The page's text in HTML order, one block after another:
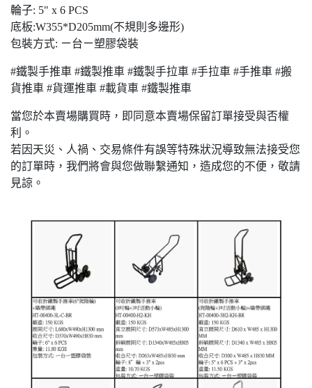
輪子: 5" x 6 PCS
底板:W355*D205mm(不規則多邊形)
包裝方式: ㄧ台ㄧ塑膠袋裝
#鐵製手推車 #鐵製推車 #鐵製手拉車 #手拉車 #手推車 #搬
貨推車 #貨運推車 #載貨車 #鐵製推車
當您於本賣場購買時，即同意本賣場保留訂單接受與否權
利。
若因天災、人禍、交易條件有誤等特殊狀況導致無法接受您
的訂單時，我們將會與您做聯繫通知，造成您的不便，敬請
見諒。